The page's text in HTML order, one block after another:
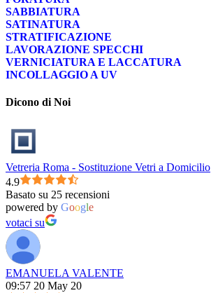
SABBIATURA
SATINATURA
STRATIFICAZIONE
LAVORAZIONE SPECCHI
VERNICIATURA E LACCATURA
INCOLLAGGIO A UV
Dicono di Noi
Vetreria Roma - Sostituzione Vetri a Domicilio
4.9
Basato su 25 recensioni
powered by Google
votaci su
EMANUELA VALENTE
09:57 20 May 20